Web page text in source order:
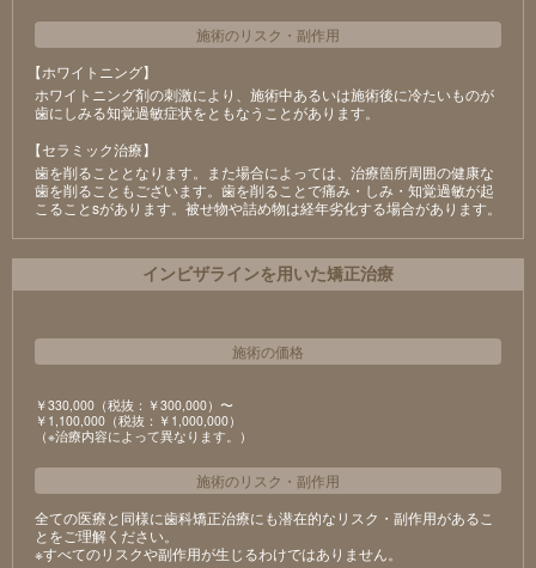
施術のリスク ・ 副作用
【ホワイトニング】
ホワイトニング剤の刺激により、施術中あるいは施術後に冷たいものが
⻭にしみる知覚過敏症状をともなうことがあります。
【セラミック治療】
⻭を削ることとなります。また場合によっては、治療箇所周囲の健康な
⻭を削ることもございます。⻭を削ることで痛み・しみ・知覚過敏が起
こることsがあります。被せ物や詰め物は経年劣化する場合があります。
インビザラインを用いた矯正治療
施術の価格
￥330,000（税抜：￥300,000）〜
￥1,100,000（税抜：￥1,000,000）
（※治療内容によって異なります。）
施術のリスク ・ 副作用
全ての医療と同様に歯科矯正治療にも潜在的なリスク・副作用があるこ
とをご理解ください。
※すべてのリスクや副作用が生じるわけではありません。